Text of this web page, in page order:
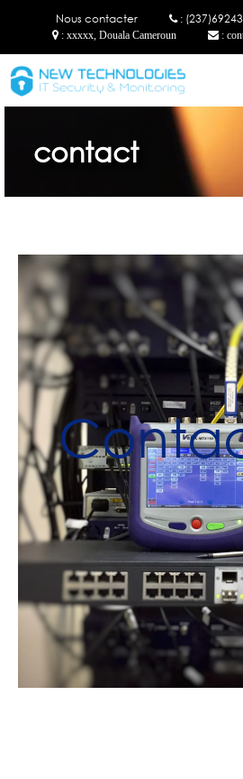
Nous contacter :
: xxxxx, Douala Cameroun :
contact